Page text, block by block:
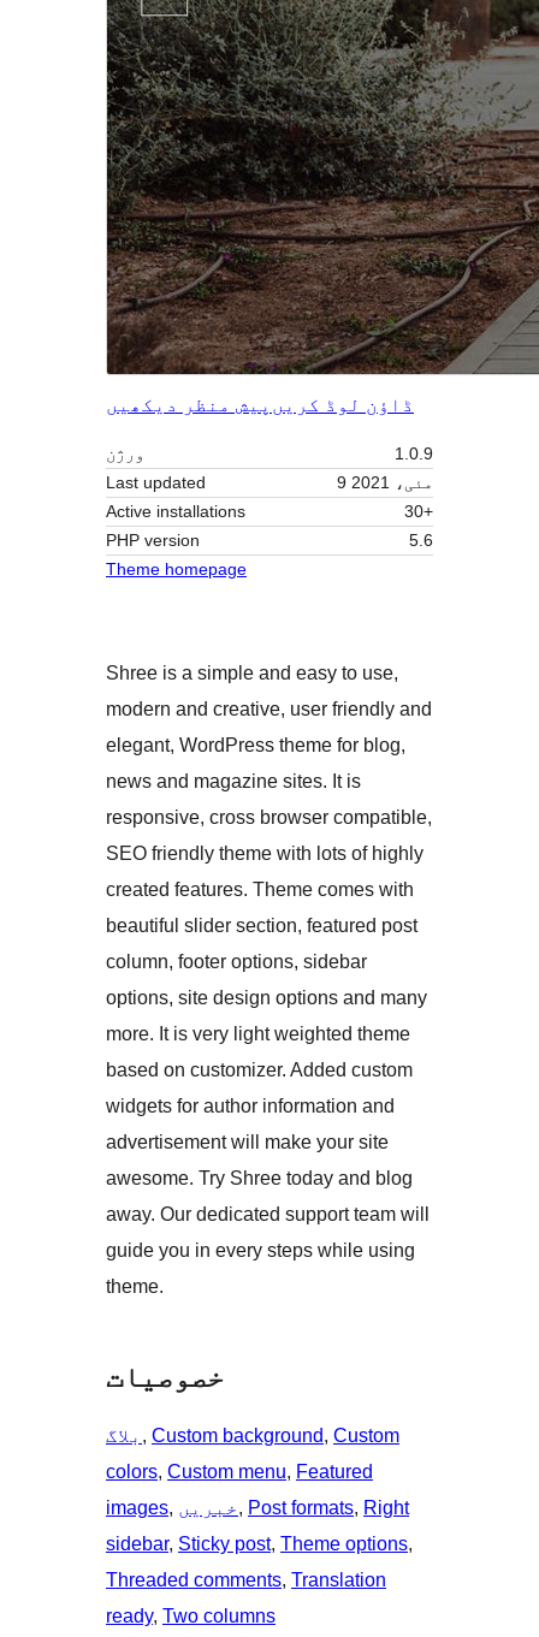
پیش منظر دیکھیں ڈاؤن لوڈ کریں
ورژن
1.0.9
Last updated
9 مئی، 2021
Active installations
30+
PHP version
5.6
Theme homepage
Shree is a simple and easy to use,
modern and creative, user friendly and
elegant, WordPress theme for blog,
news and magazine sites. It is
responsive, cross browser compatible,
SEO friendly theme with lots of highly
created features. Theme comes with
beautiful slider section, featured post
column, footer options, sidebar
options, site design options and many
more. It is very light weighted theme
based on customizer. Added custom
widgets for author information and
advertisement will make your site
awesome. Try Shree today and blog
away. Our dedicated support team will
guide you in every steps while using
theme.
خصوصیات
بلاگ , Custom background, Custom
colors, Custom menu, Featured
images, خبریں, Post formats, Right
sidebar, Sticky post, Theme options
Threaded comments, Translation
ready, Two columns